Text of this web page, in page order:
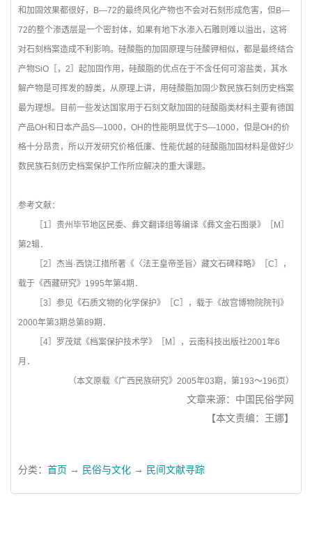
和加固效果都很好，B—72的最终风化产物也不会对石刻形成危害，但B—
72的整个渗透层是一个密封体，如果有地下水渗入石雕则难以溢出，这将
对石刻档案造成不利影响。硅酸脂的加固原理与硅酸钾相似，都是最终结合
产物SiO［，2］起加固作用，硅酸脂的优点在于不含任何可溶盐类，其水
解产物是可挥发的醇类，从原理上讲，用硅酸脂加固少数民族石刻历史档案
最为理想。目前一些发达国家用于石刻文献加固的硅酸脂类材料主要有德国
产品OH和日本产品S—1000，OH的性能明显优于S—1000，但是OH的价
格十分昂贵，所以开发研究价格低廉、性能优越的硅酸脂加固材料是做好少
数民族石刻历史档案保护工作所应解决的重大课题。
参考文献：
［1］贵州毕节地区民委、彝文翻译组等编译《彝文金石图录》［M］
第2辑．
［2］杰当·西饶江措所著《〈法王皇帝圣旨〉藏文石碑释略》［C］，
载于《西藏研究》1995年第4期．
［3］参见《石质文物的化学保护》［C］，载于《故宫博物院院刊》
2000年第3期总第89期．
［4］罗茂斌《档案保护技术学》［M］，云南科技出版社2001年6
月．
（本文原载《广西民族研究》2005年03期，第193～196页）
文章来源：中国民俗学网
【本文责编：王娜】
分类： 首页 → 民俗与文化 → 民间文献寻踪